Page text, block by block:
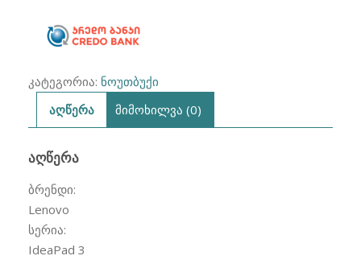
კატეგორია: ნოუთბუქი
აღწერა
მიმოხილვა (0)
ᲐᲦᲬᲔᲠᲐ
ბრენდი:
Lenovo
სერია:
IdeaPad 3